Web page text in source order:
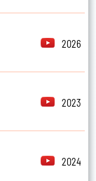
2026
2023
2024